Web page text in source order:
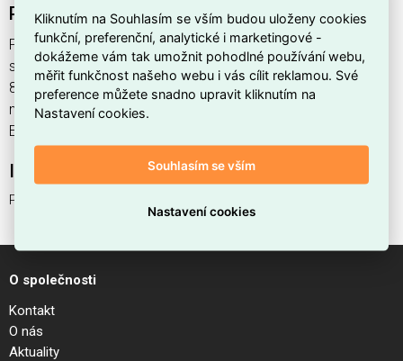
PURE TL NERO
PURE TL NERO najdete v kategoriích Svítidla, Svítidla,
světelné zdroje a LED osvětlení, výrobce Ideal Lux, EAN
8021696311678, kód dodavatele 311678. PURE TL NERO
nabízíme od 1 ks. Kód EMAS PURE TL NERO je
ELSVOS1786485.
Interní název produktu
PURE TL NERO
O společnosti
Kontakt
O nás
Aktuality
Kliknutím na Souhlasím se vším budou uloženy cookies
funkční, preferenční, analytické i marketingové -
dokážeme vám tak umožnit pohodlné používání webu,
měřit funkčnost našeho webu i vás cílit reklamou. Své
preference můžete snadno upravit kliknutím na
Nastavení cookies.
Souhlasím se vším
Nastavení cookies